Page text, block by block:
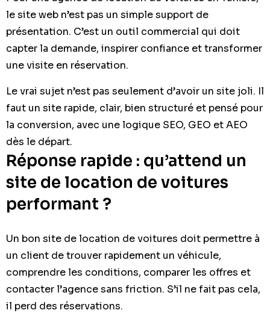
le site web n’est pas un simple support de
présentation. C’est un outil commercial qui doit
capter la demande, inspirer confiance et transformer
une visite en réservation.
Le vrai sujet n’est pas seulement d’avoir un site joli. Il
faut un site rapide, clair, bien structuré et pensé pour
la conversion, avec une logique SEO, GEO et AEO
dès le départ.
Réponse rapide : qu’attend un
site de location de voitures
performant ?
Un bon site de location de voitures doit permettre à
un client de trouver rapidement un véhicule,
comprendre les conditions, comparer les offres et
contacter l’agence sans friction. S’il ne fait pas cela,
il perd des réservations.